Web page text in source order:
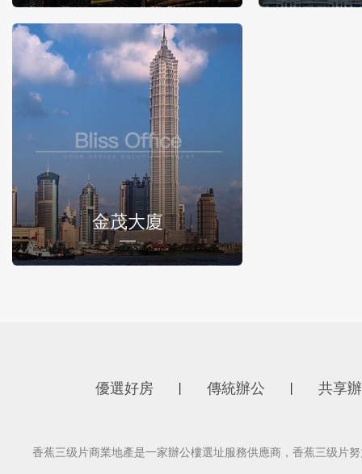
金茂大廈
優選好房 傳統辦公 共享
香蕉三级片商業地產是一家辦公樓選址服務供應商，香蕉三级片努